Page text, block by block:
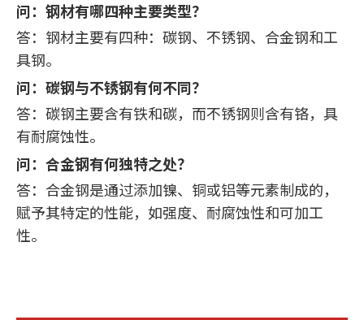
问：钢材有哪四种主要类型？
答：钢材主要有四种：碳钢、不锈钢、合金钢和工
具钢。
问：碳钢与不锈钢有何不同？
答：碳钢主要含有铁和碳，而不锈钢则含有铬，具
有耐腐蚀性。
问：合金钢有何独特之处？
答：合金钢是通过添加镍、铜或铝等元素制成的，
赋予其特定的性能，如强度、耐腐蚀性和可加工
性。